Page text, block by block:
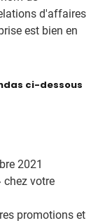
d'affaires
est bien en
ci-dessous
2021
chez votre
promotions et